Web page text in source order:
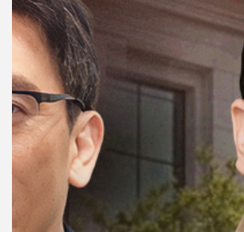
ลิ
สต์
ของ
คุณ
เพลง
บทความ